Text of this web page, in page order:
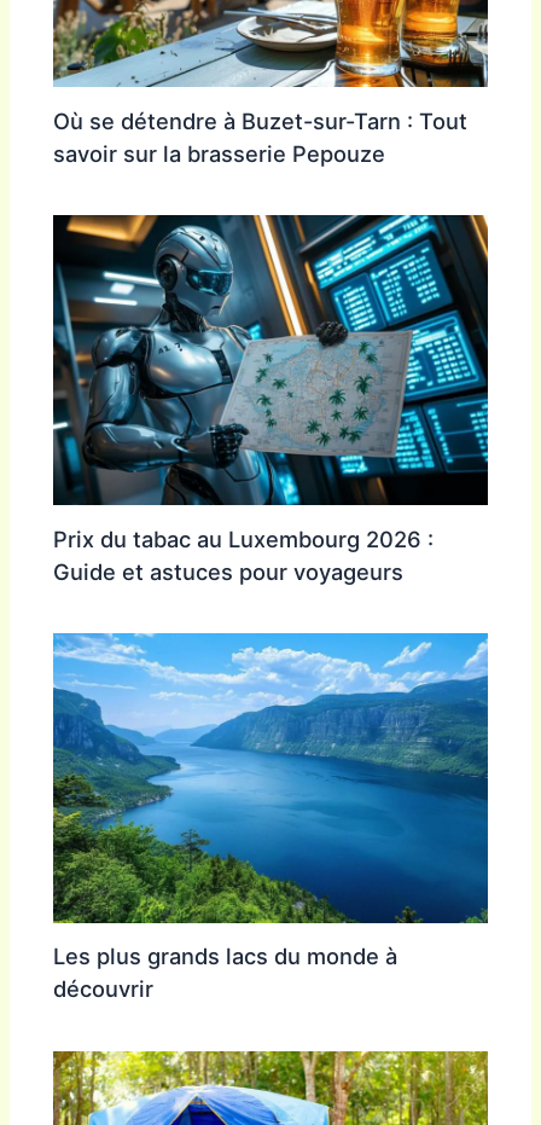
Où se détendre à Buzet-sur-Tarn : Tout
savoir sur la brasserie Pepouze
Prix du tabac au Luxembourg 2026 :
Guide et astuces pour voyageurs
Les plus grands lacs du monde à
découvrir